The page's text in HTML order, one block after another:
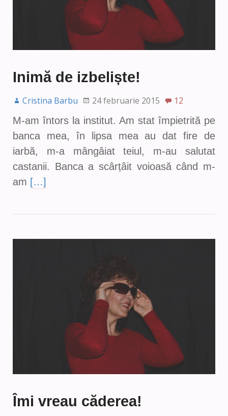
Inimă de izbeliște!
Cristina Barbu 24 februarie 2015
12
M-am întors la institut. Am stat împietrită pe
banca mea, în lipsa mea au dat fire de
iarbă, m-a mângâiat teiul, m-au salutat
castanii. Banca a scârțâit voioasă când m-
am […]
Îmi vreau căderea!